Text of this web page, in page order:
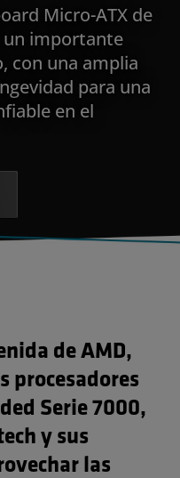
Micro-ATX de
importante
con una amplia
para una
en el
de AMD,
procesadores
Serie 7000,
y sus
las